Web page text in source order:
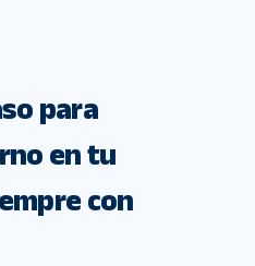
para
en tu
con